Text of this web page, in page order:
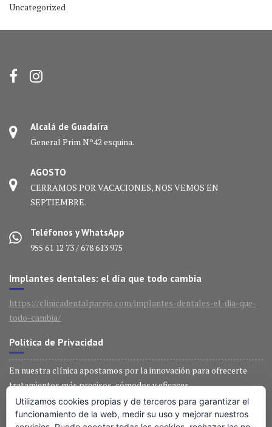
Uncategorized
Alcalá de Guadaíra
General Prim Nº42 esquina.
AGOSTO
CERRAMOS POR VACACIONES, NOS VEMOS EN
SEPTIEMBRE.
Teléfonos y WhatsApp
955 61 12 73 / 678 613 975
Implantes dentales: el día que todo cambia
https://clinicadentalparejo.com/implantes-dentales-el-dia-que-
todo-cambia/
Politica de Privacidad
En nuestra clínica apostamos por la innovación para ofrecerte
tratamientos más precisos, cómodos y eficaces.
Técnología última generación
Utilizamos cookies propias y de terceros para garantizar el
funcionamiento de la web, medir su uso y mejorar nuestros